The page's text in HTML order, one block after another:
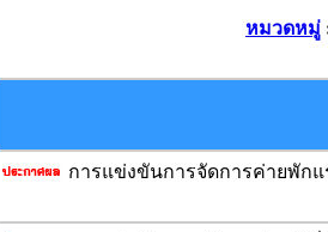
หมวดหมู่
การแข่งขันการจัดการค่ายพักแ